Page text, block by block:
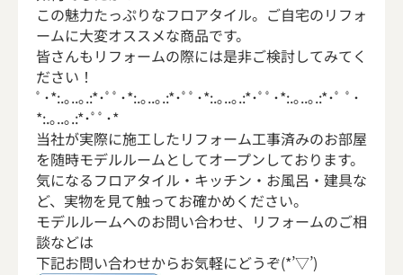
この魅力たっぷりなフロアタイル。ご自宅のリフォ
ームに大変オススメな商品です。
皆さんもリフォームの際には是非ご検討してみてく
ださい！
ﾟ･*:.｡..｡.:*･ﾟﾟ･*:.｡..｡.:*･ﾟﾟ･*:.｡..｡.:*･ﾟﾟ･*:.｡..｡.:*･ﾟ ﾟ･
*:.｡..｡.:*･ﾟﾟ･*
当社が実際に施工したリフォーム工事済みのお部屋
を随時モデルルームとしてオープンしております。
気になるフロアタイル・キッチン・お風呂・建具な
ど、実物を見て触ってお確かめください。
モデルルームへのお問い合わせ、リフォームのご相
談などは
下記お問い合わせからお気軽にどうぞ(*’▽’)